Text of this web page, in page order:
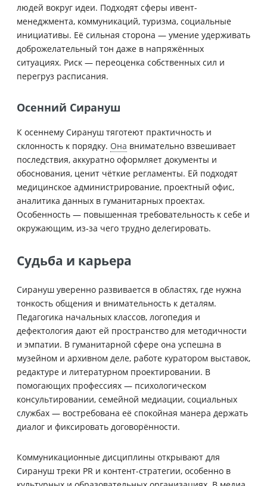
людей вокруг идеи. Подходят сферы ивент-
менеджмента, коммуникаций, туризма, социальные
инициативы. Её сильная сторона — умение удерживать
доброжелательный тон даже в напряжённых
ситуациях. Риск — переоценка собственных сил и
перегруз расписания.
Осенний Сирануш
К осеннему Сирануш тяготеют практичность и
склонность к порядку. Она внимательно взвешивает
последствия, аккуратно оформляет документы и
обоснования, ценит чёткие регламенты. Ей подходят
медицинское администрирование, проектный офис,
аналитика данных в гуманитарных проектах.
Особенность — повышенная требовательность к себе и
окружающим, из‑за чего трудно делегировать.
Судьба и карьера
Сирануш уверенно развивается в областях, где нужна
тонкость общения и внимательность к деталям.
Педагогика начальных классов, логопедия и
дефектология дают ей пространство для методичности
и эмпатии. В гуманитарной сфере она успешна в
музейном и архивном деле, работе куратором выставок,
редактуре и литературном проектировании. В
помогающих профессиях — психологическом
консультировании, семейной медиации, социальных
службах — востребована её спокойная манера держать
диалог и фиксировать договорённости.
Коммуникационные дисциплины открывают для
Сирануш треки PR и контент-стратегии, особенно в